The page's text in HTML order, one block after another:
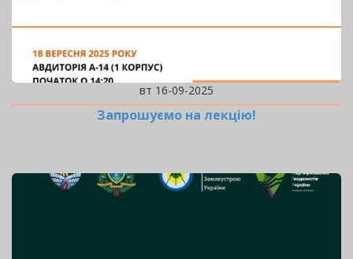
вт 16-09-2025
Запрошуємо на лекцію!